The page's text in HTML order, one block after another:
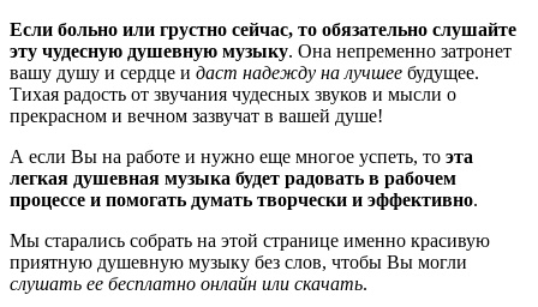
Если больно или грустно сейчас, то обязательно слушайте
эту чудесную душевную музыку. Она непременно затронет
вашу душу и сердце и даст надежду на лучшее будущее.
Тихая радость от звучания чудесных звуков и мысли о
прекрасном и вечном зазвучат в вашей душе!
А если Вы на работе и нужно еще многое успеть, то эта
легкая душевная музыка будет радовать в рабочем
процессе и помогать думать творчески и эффективно.
Мы старались собрать на этой странице именно красивую
приятную душевную музыку без слов, чтобы Вы могли
слушать ее бесплатно онлайн или скачать.